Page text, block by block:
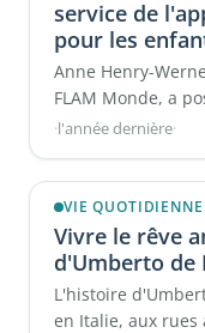
service de
pour les
Anne Henry-
FLAM Monde, a
près de quatre ...
·l'année dernière·
VIE QUOTIDIENNE
Vivre le rêve
d'Umberto de
L'histoire
en Italie, aux rues